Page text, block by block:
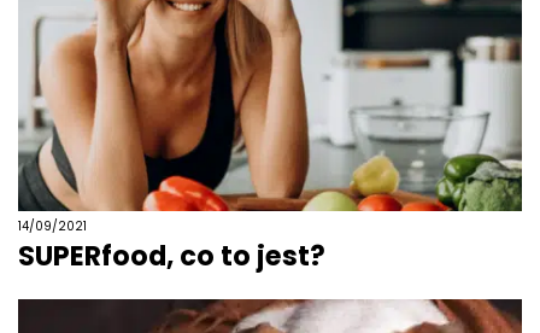
14/09/2021
SUPERfood, co to jest?